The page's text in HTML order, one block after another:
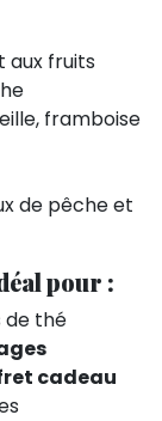
aux fruits
framboise
de pêche et
pour :
de thé
cadeau